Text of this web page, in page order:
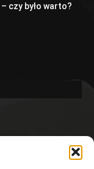
czy było warto?